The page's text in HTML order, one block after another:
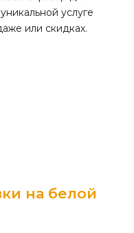
услуге
или скидках.
на белой